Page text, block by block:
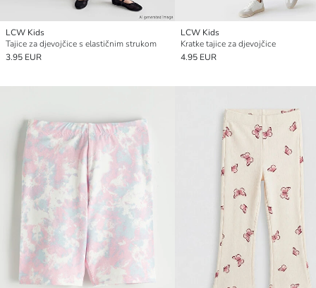
LCW Kids
Tajice za djevojčice s elastičnim strukom
3.95 EUR
LCW Kids
Kratke tajice za djevojčice
4.95 EUR